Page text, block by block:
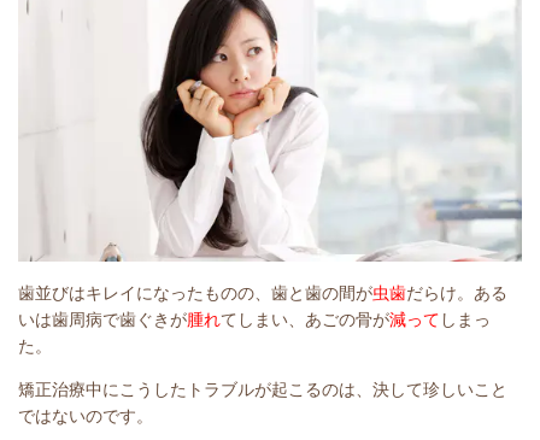
歯並びはキレイになったものの、歯と歯の間が虫歯だらけ。ある
いは歯周病で歯ぐきが腫れてしまい、あごの骨が減って しまっ
た。
矯正治療中にこうしたトラブルが起こるのは、決して珍しいこと
ではないのです。